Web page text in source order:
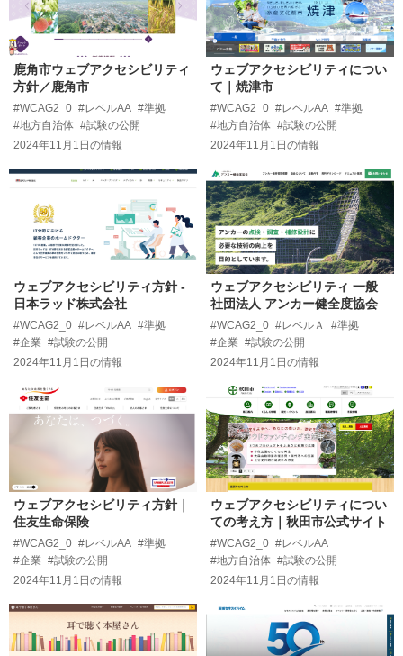
鹿角市ウェブアクセシビリティ
方針／鹿角市
#WCAG2_0 #レベルAA #準拠
#地方自治体 #試験の公開
2024年11月1日の情報
ウェブアクセシビリティについ
て｜焼津市
#WCAG2_0 #レベルAA #準拠
#地方自治体 #試験の公開
2024年11月1日の情報
ウェブアクセシビリティ方針 -
日本ラッド株式会社
#WCAG2_0 #レベルAA #準拠
#企業 #試験の公開
2024年11月1日 の情報
ウェブアクセシビリティ 一般
社団法人 アンカー健全度協会
#WCAG2_0 #レベルＡ
#準拠
#企業 #試験の公開
2024年11月1日 の情報
ウェブアクセシビリティ方針｜
住友生命保険
#WCAG2_0 #レベルAA #準拠
#企業 #試験の公開
2024年11月1日の情報
ウェブアクセシビリティについ
ての考え方｜秋田市公式サイト
#WCAG2_0 #レベルAA
#地方自治体 #試験の公開
2024年11月1日の情報